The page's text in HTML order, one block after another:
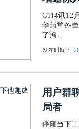
C114讯12
华为常务
了鸿...
发布时间：
用户群
局者
伴随当下